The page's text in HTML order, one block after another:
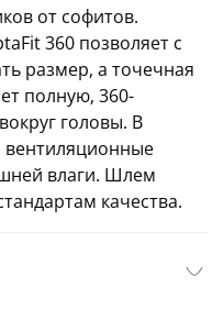
от софитов.
360 позволяет с
размер, а точечная
полную, 360-
головы. В
влаги. Шлем
качества.